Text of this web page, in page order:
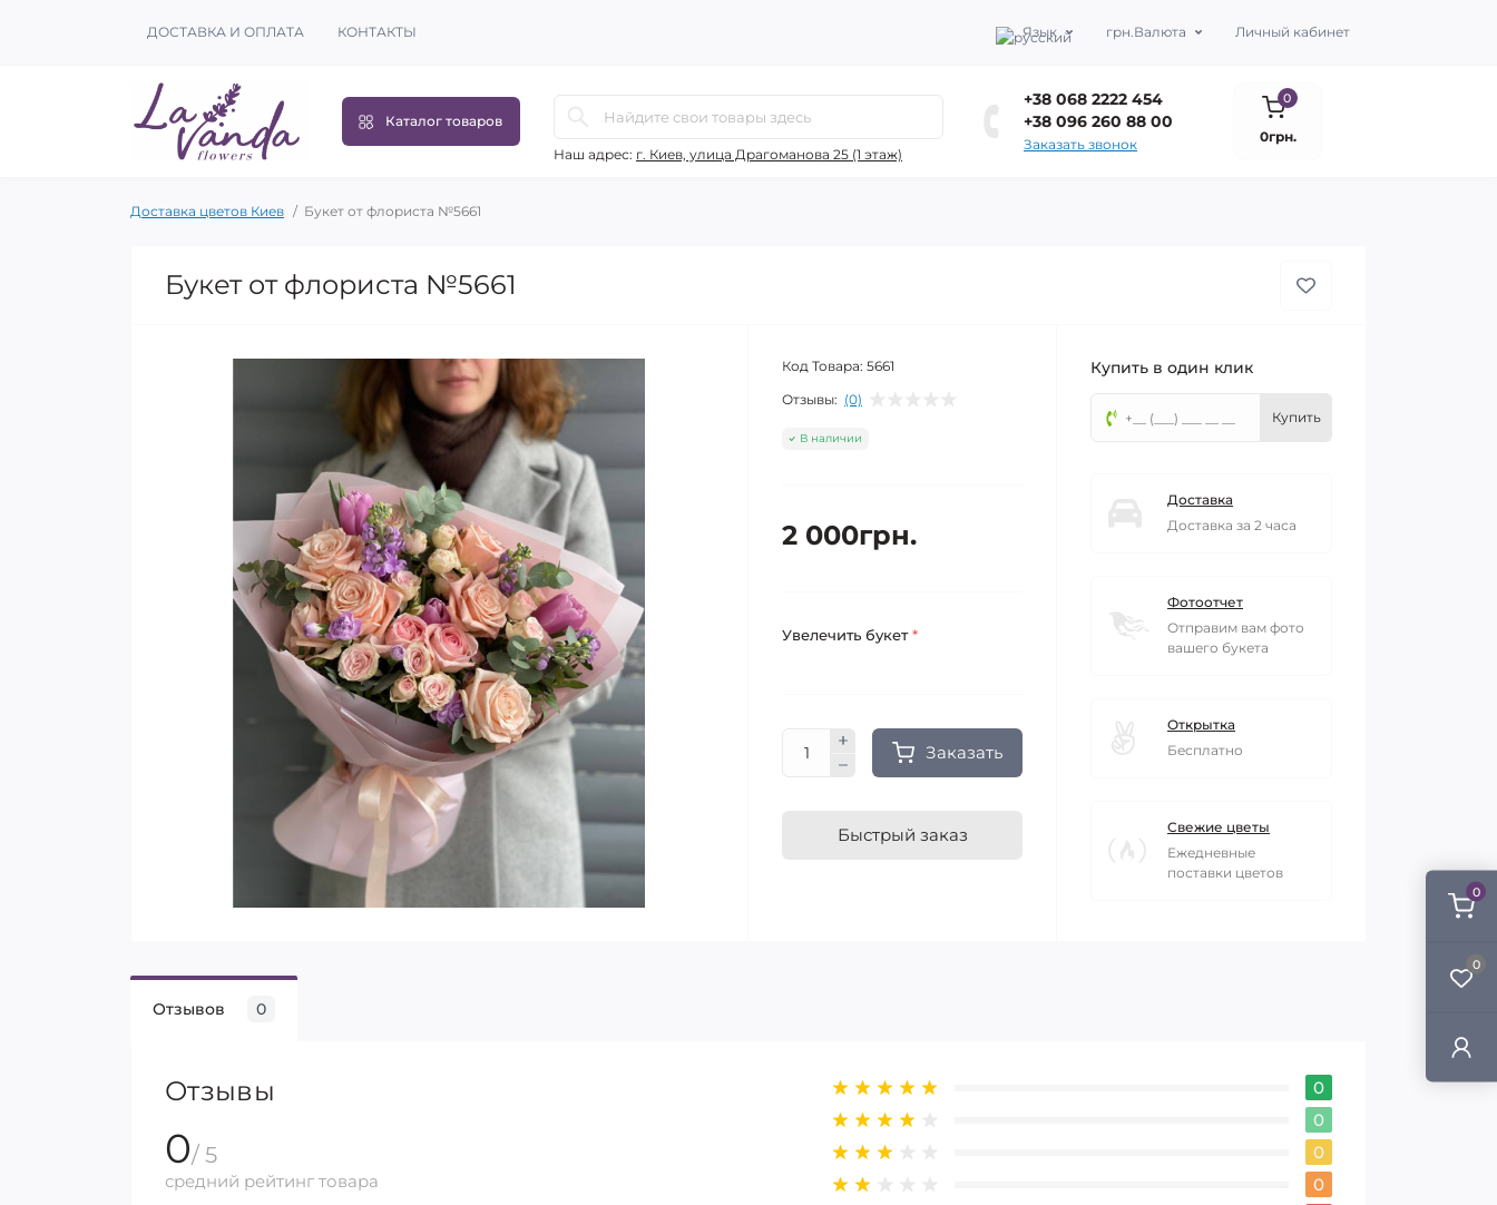
0
0
ДОСТАВКА И ОПЛАТА КОНТАКТЫ Язык грн.Валюта Личный кабинет
Каталог товаров
Наш адрес: г. Киев, улица Драгоманова 25 (1 этаж)
+38 068 2222 454
+38 096 260 88 00
Заказать звонок
0
0грн.
Доставка цветов Киев Букет от флориста №5661
Букет от флориста №5661
Код Товара: 5661
Отзывы: (0)
В наличии
2 000грн.
Увелечить букет*
Заказать
Быстрый заказ
Купить в один клик
Купить
Доставка
Доставка за 2 часа
Фотоотчет
Отправим вам фото
вашего букета
Открытка
Бесплатно
Свежие цветы
Ежедневные
поставки цветов
Отзывов 0
Отзывы
0/ 5
средний рейтинг товара
0
0
0
0